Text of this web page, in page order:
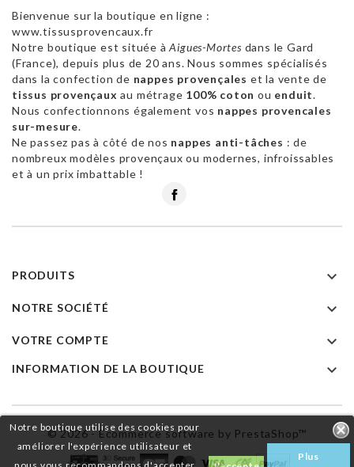
Notre boutique utilise des cookies pour
améliorer l'expérience utilisateur et
Plus
Bienvenue sur la boutique en ligne :
www.tissusprovencaux.fr
Notre boutique est située àAigues-Mortes dans le Gard
(France), depuis plus de 20 ans. Nous sommes spécialisés
dans la confection de nappes provençales et la vente de
tissus provençaux au métrage 100% coton ou enduit.
Nous confectionnons également vos nappes provencales
sur-mesure.
Ne passez pas à côté de nos nappes anti-tâches : de
nombreux modèles provençaux ou modernes, infroissables
et à un prix imbattable !
PRODUITS 
NOTRE SOCIÉTÉ 
VOTRE COMPTE 
INFORMATION DE LA BOUTIQUE 
© 2026 - Ecommerce software by PrestaShop™